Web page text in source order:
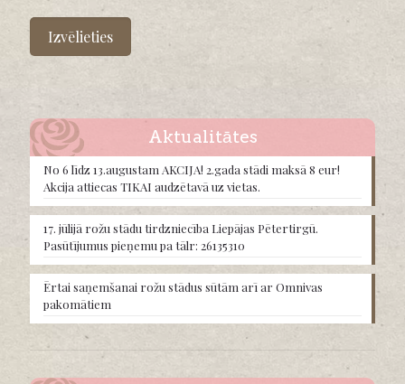
Izvēlieties
may
chosen
on
product
page
Aktualitātes
No 6 līdz 13.augustam AKCIJA! 2.gada stādi maksā 8 eur!
Akcija attiecas TIKAI audzētavā uz vietas.
17. jūlijā rožu stādu tirdzniecība Liepājas Pētertirgū.
Pasūtījumus pieņemu pa tālr: 26135310
Ērtai saņemšanai rožu stādus sūtām arī ar Omnivas
pakomātiem